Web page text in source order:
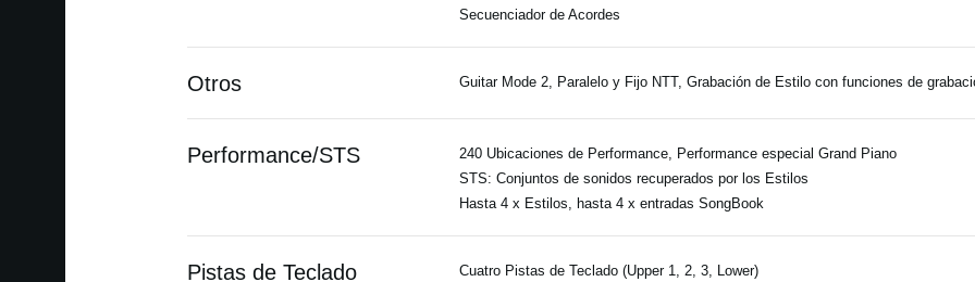
Secuenciador de Acordes
Otros Guitar Mode 2, Paralelo y Fijo NTT, Grabación de Estilo con funciones de
Performance/STS
240 Ubicaciones de Performance, Performance especial Grand Piano
STS: Conjuntos de sonidos recuperados por los Estilos
Hasta 4 x Estilos, hasta 4 x entradas SongBook
Pistas de Teclado Cuatro Pistas de Teclado (Upper 1, 2, 3, Lower)